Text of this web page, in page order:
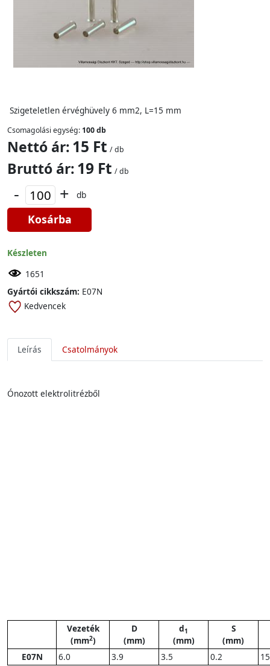
Szigeteletlen érvéghüvely 6 mm2, L=15 mm
Csomagolási egység: 100 db
Nettó ár:15 Ft / db
Bruttó ár:19 Ft / db
- + db
Kosárba
Készleten
1651
Gyártói cikkszám: E07N
Kedvencek
Leírás Csatolmányok
Ónozott elektrolitrézből
Vezeték
(mm2)
D
(mm)
d1
(mm)
S
(mm)
E07N
6.0 3.9 3.5 0.2 15